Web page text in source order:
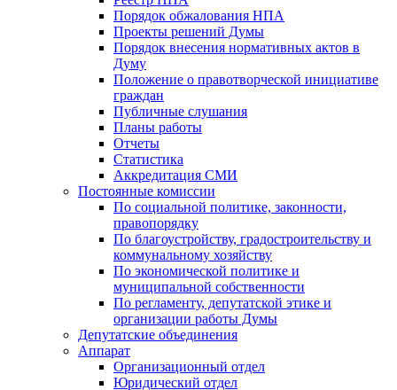
Порядок обжалования НПА
Проекты решений Думы
Порядок внесения нормативных актов в
Думу
Положение о правотворческой инициативе
граждан
Публичные слушания
Планы работы
Отчеты
Статистика
Аккредитация СМИ
Постоянные комиссии
По социальной политике, законности,
правопорядку
По благоустройству, градостроительству и
коммунальному хозяйству
По экономической политике и
муниципальной собственности
По регламенту, депутатской этике и
организации работы Думы
Депутатские объединения
Аппарат
Организационный отдел
Юридический отдел